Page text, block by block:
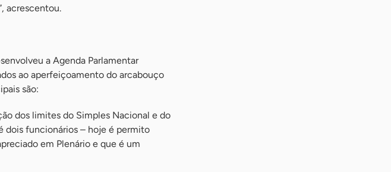
acrescentou.
a Agenda Parlamentar
ao aperfeiçoamento do arcabouço
são:
dos limites do Simples Nacional e do
dois funcionários – hoje é permito
em Plenário e que é um